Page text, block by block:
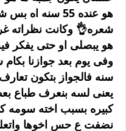
هو عنده 55 سنه
شعره👌 وكانت نظراته
هو يبصلى او حتى يفكر
وفى يوم بعد جوازنا
سنه فالجواز بتكون
يعنى لسه بنعرف طباع
كبيره بسبب اخته سومه
نضفت ع حس اخوها